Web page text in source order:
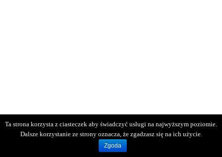
Ta strona korzysta z ciasteczek aby świadczyć usługi na najwyższym poziomie.
Dalsze korzystanie ze strony oznacza, że zgadzasz się na ich użycie.
Zgoda